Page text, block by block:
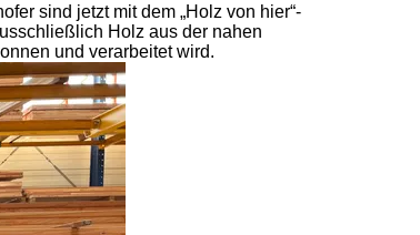
sind jetzt mit dem „Holz von hier“-
Holz aus der nahen
und verarbeitet wird.